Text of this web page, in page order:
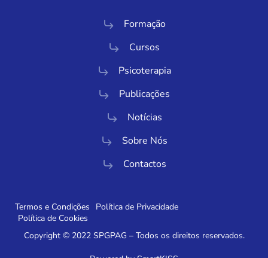
Formação
Cursos
Psicoterapia
Publicações
Notícias
Sobre Nós
Contactos
Termos e Condições
Política de Privacidade
Política de Cookies
Copyright © 2022 SPGPAG – Todos os direitos reservados.